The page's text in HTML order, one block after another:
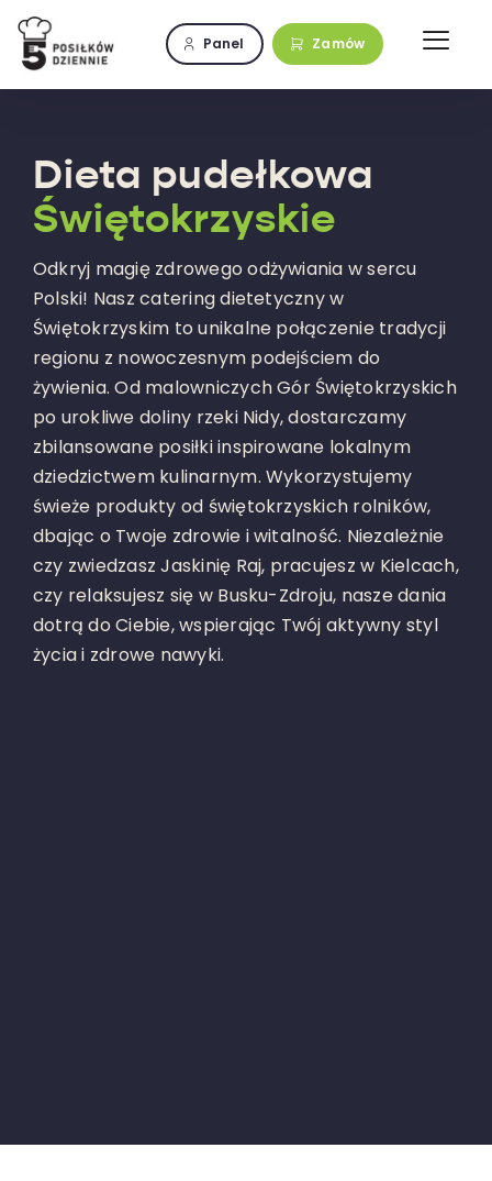
Przejdź
zawartości
Panel Zamów
Dieta pudełkowa
Świętokrzyskie
Odkryj magię zdrowego odżywiania w sercu
Polski! Nasz catering dietetyczny w
Świętokrzyskim to unikalne połączenie tradycji
regionu z nowoczesnym podejściem do
żywienia. Od malowniczych Gór Świętokrzyskich
po urokliwe doliny rzeki Nidy, dostarczamy
zbilansowane posiłki inspirowane lokalnym
dziedzictwem kulinarnym. Wykorzystujemy
świeże produkty od świętokrzyskich rolników,
dbając o Twoje zdrowie i witalność. Niezależnie
czy zwiedzasz Jaskinię Raj, pracujesz w Kielcach,
czy relaksujesz się w Busku-Zdroju, nasze dania
dotrą do Ciebie, wspierając Twój aktywny styl
życia i zdrowe nawyki.